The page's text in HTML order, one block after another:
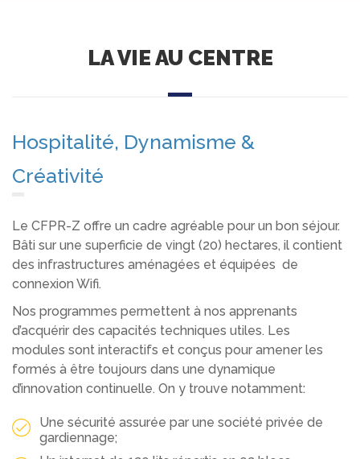
LA VIE AU CENTRE
Hospitalité, Dynamisme &
Créativité
Le CFPR-Z offre un cadre agréable pour un bon séjour.
Bâti sur une superficie de vingt (20) hectares, il contient
des infrastructures aménagées et équipées de
connexion Wifi.
Nos programmes permettent à nos apprenants
d’acquérir des capacités techniques utiles. Les
modules sont interactifs et conçus pour amener les
formés à être toujours dans une dynamique
d’innovation continuelle. On y trouve notamment:
Une sécurité assurée par une société privée de
gardiennage;